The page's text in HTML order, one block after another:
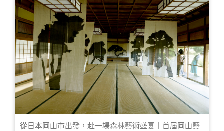
從日本岡山市出發，赴一場森林藝術盛宴｜首屆岡山藝